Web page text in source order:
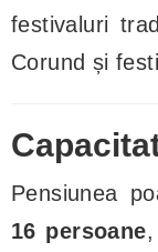
festivaluri
Corund și
Pensiunea
16 persoane